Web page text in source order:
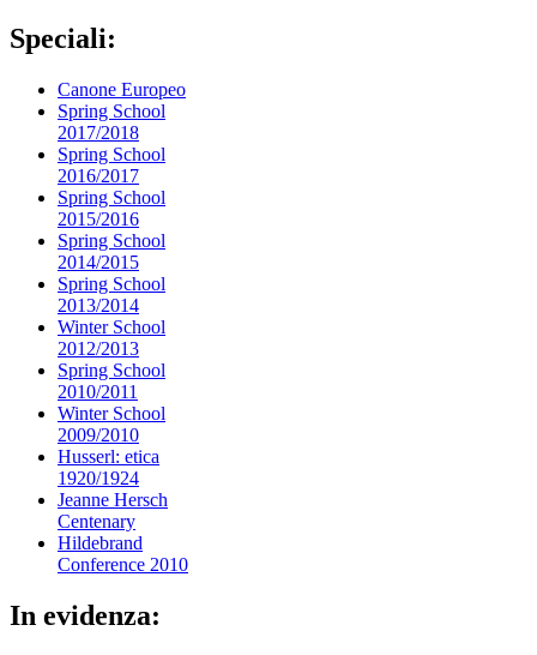
Speciali:
Canone Europeo
Spring School
2017/2018
Spring School
2016/2017
Spring School
2015/2016
Spring School
2014/2015
Spring School
2013/2014
Winter School
2012/2013
Spring School
2010/2011
Winter School
2009/2010
Husserl: etica
1920/1924
Jeanne Hersch
Centenary
Hildebrand
Conference 2010
In evidenza: